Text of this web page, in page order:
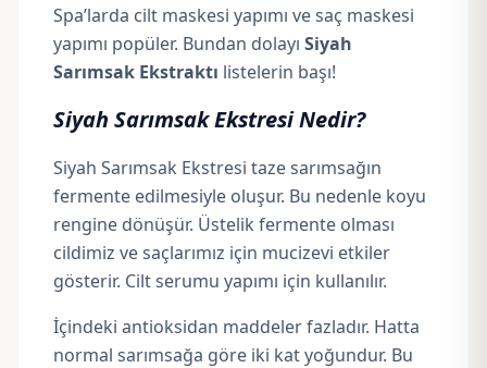
Spa’larda cilt maskesi yapımı ve saç maskesi
yapımı popüler. Bundan dolayı Siyah
Sarımsak Ekstraktı listelerin başı!
Siyah Sarımsak Ekstresi Nedir?
Siyah Sarımsak Ekstresi taze sarımsağın
fermente edilmesiyle oluşur. Bu nedenle koyu
rengine dönüşür. Üstelik fermente olması
cildimiz ve saçlarımız için mucizevi etkiler
gösterir. Cilt serumu yapımı için kullanılır.
İçindeki antioksidan maddeler fazladır. Hatta
normal sarımsağa göre iki kat yoğundur. Bu